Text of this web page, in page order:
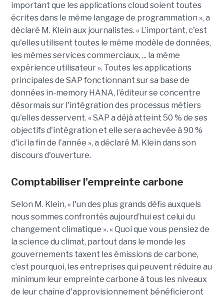
important que les applications cloud soient toutes
écrites dans le même langage de programmation », a
déclaré M. Klein aux journalistes. « L’important, c'est
qu'elles utilisent toutes le même modèle de données,
les mêmes services commerciaux, ... la même
expérience utilisateur ». Toutes les applications
principales de SAP fonctionnant sur sa base de
données in-memory HANA, l’éditeur se concentre
désormais sur l'intégration des processus métiers
qu'elles desservent. « SAP a déjà atteint 50 % de ses
objectifs d'intégration et elle sera achevée à 90 %
d'ici la fin de l'année », a déclaré M. Klein dans son
discours d'ouverture.
Comptabiliser l'empreinte carbone
Selon M. Klein, « l'un des plus grands défis auxquels
nous sommes confrontés aujourd’hui est celui du
changement climatique ». « Quoi que vous pensiez de
la science du climat, partout dans le monde les
gouvernements taxent les émissions de carbone,
c’est pourquoi, les entreprises qui peuvent réduire au
minimum leur empreinte carbone à tous les niveaux
de leur chaîne d'approvisionnement bénéficieront